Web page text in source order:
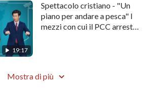
19:17
Spettacolo cristiano - "Un
piano per andare a pesca" I
mezzi con cui il PCC arresta i
Mostra di più